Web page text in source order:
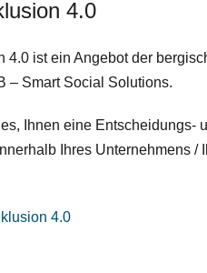
4.0
4.0 ist ein Angebot der
– Smart Social Solutions.
Ihnen eine
Ihres Unternehmens
4.0